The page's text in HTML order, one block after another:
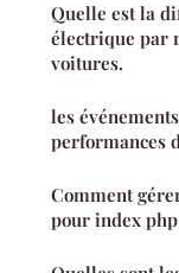
Quelle est la
électrique par
voitures.
les
performances
Comment
pour index php